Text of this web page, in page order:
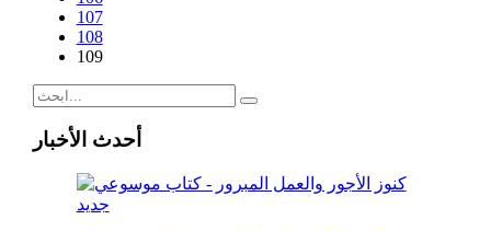
107
108
109
أحدث الأخبار